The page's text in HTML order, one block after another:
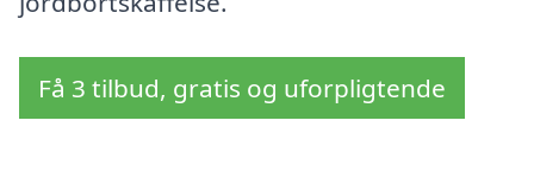
Få 3 tilbud, gratis og uforpligtende